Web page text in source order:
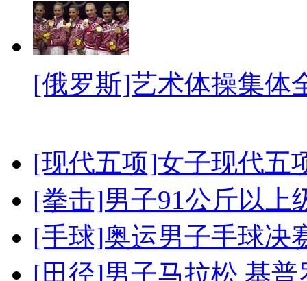
[俄罗斯]艺术体操集体
[现代五项]女子现代五
[拳击]男子91公斤以上
[手球]奥运男子手球决
[田径]男子马拉松 基